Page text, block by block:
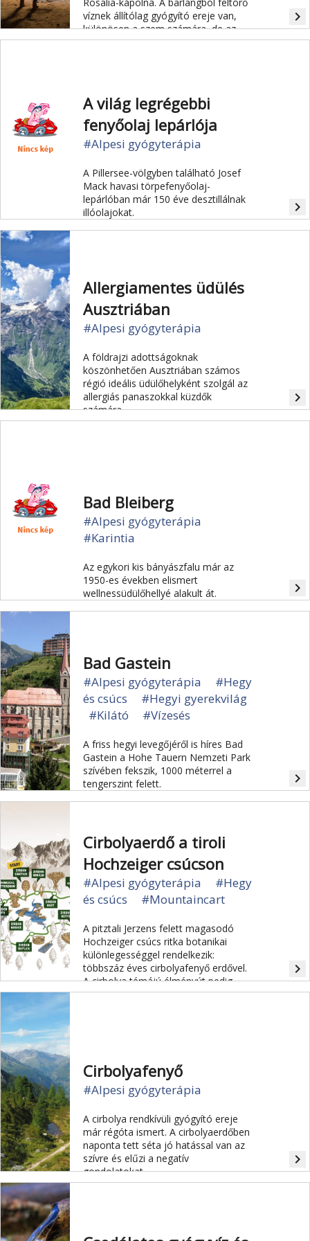
víznek állítólag gyógyító ereje van,
különösen a szem számára, de az
általános jó egészséget is elősegíti.
navigate_next
A világ legrégebbi
fenyőolaj lepárlója
#Alpesi gyógyterápia
A Pillersee-völgyben található Josef
Mack havasi törpefenyőolaj-
lepárlóban már 150 éve desztillálnak
illóolajokat.
navigate_next
Allergiamentes üdülés
Ausztriában
#Alpesi gyógyterápia
A földrajzi adottságoknak
köszönhetően Ausztriában számos
régió ideális üdülőhelyként szolgál az
allergiás panaszokkal küzdők
számára.
navigate_next
Bad Bleiberg
#Alpesi gyógyterápia
#Karintia
Az egykori kis bányászfalu már az
1950-es években elismert
wellnessüdülőhellyé alakult át.
navigate_next
Bad Gastein
#Alpesi gyógyterápia
#Hegy
és csúcs
#Hegyi gyerekvilág
#Kilátó
#Vízesés
A friss hegyi levegőjéről is híres Bad
Gastein a Hohe Tauern Nemzeti Park
szívében fekszik, 1000 méterrel a
tengerszint felett.
navigate_next
Cirbolyaerdő a tiroli
Hochzeiger csúcson
#Alpesi gyógyterápia
#Hegy
és csúcs
#Mountaincart
A pitztali Jerzens felett magasodó
Hochzeiger csúcs ritka botanikai
különlegességgel rendelkezik:
többszáz éves cirbolyafenyő erdővel.
A cirbolya témájú élményút pedig
segíti megismertetni ezt a fenyőfajtát
navigate_next
Cirbolyafenyő
#Alpesi gyógyterápia
A cirbolya rendkívüli gyógyító ereje
már régóta ismert. A cirbolyaerdőben
naponta tett séta jó hatással van az
szívre és elűzi a negatív
gondolatokat.
navigate_next